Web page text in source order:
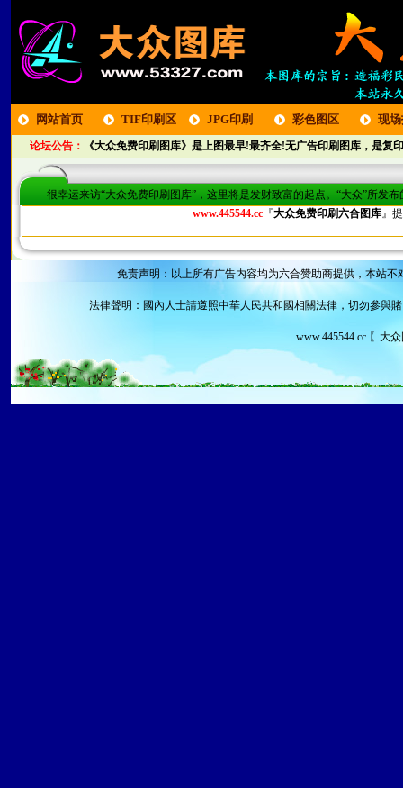
网站首页 TIF印刷区 JPG印刷
区
彩色图区 现
论坛公告： 《大众免费印刷图库》是上图最早!最齐全!无广告印刷图库，是复
很幸运来访“大众免费印刷图库”，这里将是发财致富的起点。“大众”所发
www.445544.cc 『大众免费印刷六合图库』
免责声明：以上所有广告内容均为六合赞助商提供，本站
法律聲明：國內人士請遵照中華人民共和國相關法律，切勿參與
www.445544.cc 〖大